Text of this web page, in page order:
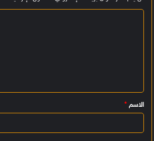
ي
ق
الاسم *